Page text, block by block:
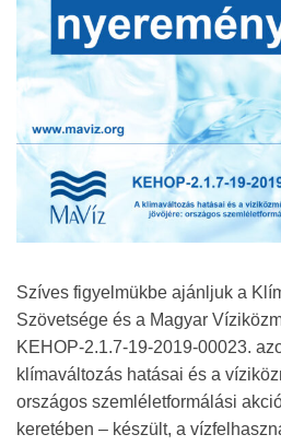
Szíves figyelmükbe ajánljuk a
Szövetsége és a Magyar
KEHOP-2.1.7-19-2019-00023.
klímaváltozás hatásai és a
országos szemléletformálási
keretében – készült, a